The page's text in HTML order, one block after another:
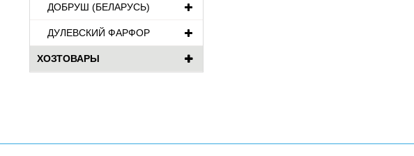
ДОБРУШ (БЕЛАРУСЬ)
ДУЛЕВСКИЙ ФАРФОР
ХОЗТОВАРЫ